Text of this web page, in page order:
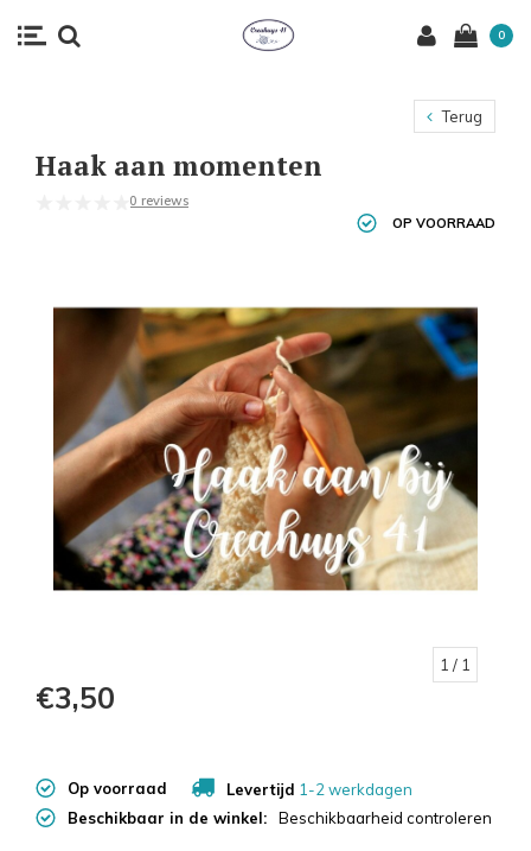
0
Terug
Haak aan momenten
0 reviews
OP VOORRAAD
1 / 1
€3,50
Op voorraad Levertijd 1-2 werkdagen
Beschikbaar in de winkel:
Beschikbaarheid controleren